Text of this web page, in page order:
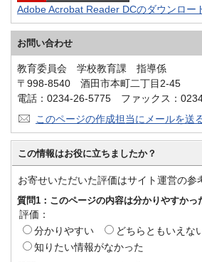
Adobe Acrobat Reader DCのダウンロー
お問い合わせ
教育委員会 学校教育課 指導係
〒998-8540 酒田市本町二丁目2-45
電話：0234-26-5775 ファックス：
このページの作成担当にメールを送
この情報はお役に立ちましたか？
お寄せいただいた評価はサイト運営の参
質問1：このページの内容は分かりやすかっ
評価：
分かりやすい
どちらともいえな
知りたい情報がなかった